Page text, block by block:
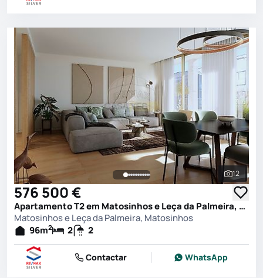
Ver
12
576 500 €
Apartamento T2 em Matosinhos e Leça da Palmeira, Matosinhos
Matosinhos e Leça da Palmeira, Matosinhos
96m2 2 2
Contactar WhatsApp